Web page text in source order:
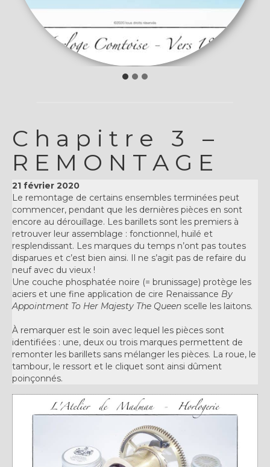
Chapitre 3 –
REMONTAGE
21 février 2020
Le remontage de certains ensembles terminées peut
commencer, pendant que les dernières pièces en sont
encore au dérouillage. Les barillets sont les premiers à
retrouver leur assemblage : fonctionnel, huilé et
resplendissant. Les marques du temps n’ont pas toutes
disparues et c’est bien ainsi. Il ne s’agit pas de refaire du
neuf avec du vieux !
Une couche phosphatée noire (= brunissage) protège les
aciers et une fine application de cire Renaissance By
Appointment To Her Majesty The Queen scelle les laitons.
À remarquer est le soin avec lequel les pièces sont
identifiées : une, deux ou trois marques permettent de
remonter les barillets sans mélanger les pièces. La roue, le
tambour, le ressort et le cliquet sont ainsi dûment
poinçonnés.